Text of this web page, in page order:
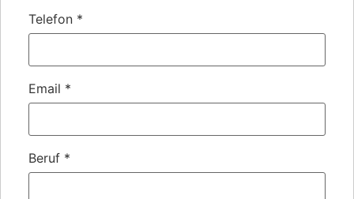
Telefon *
Email *
Beruf *